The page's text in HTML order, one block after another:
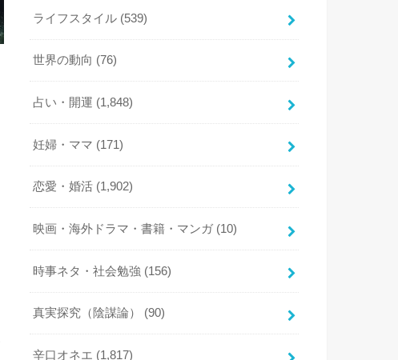
ライフスタイル (539)
世界の動向 (76)
占い・開運 (1,848)
妊婦・ママ (171)
恋愛・婚活 (1,902)
映画・海外ドラマ・書籍・マンガ (10)
時事ネタ・社会勉強 (156)
真実探究（陰謀論） (90)
辛口オネエ (1,817)